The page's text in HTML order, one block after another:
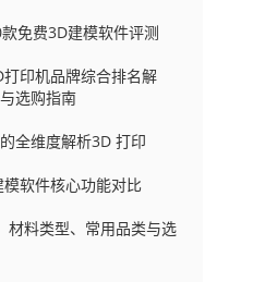
免费3D建模软件评测
印机品牌综合排名解
选购指南
全维度解析3D 打印
软件核心功能对比
材料类型、常用品类与选